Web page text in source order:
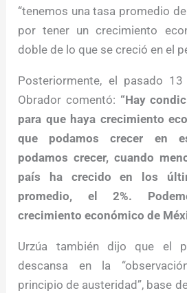
“tenemos una tasa promedio
por tener un crecimiento
doble de lo que se creció en el
Posteriormente, el pasado
Obrador comentó: “Hay
para que haya crecimiento
que podamos crecer en
podamos crecer, cuando
país ha crecido en los
promedio, el 2%.
crecimiento económico de
Urzúa también dijo que el
descansa en la
principio de austeridad”, base